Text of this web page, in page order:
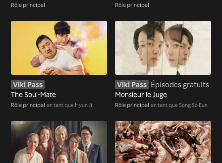
Rôle principal Rôle principal
Viki Pass
The Soul-Mate
Rôle principal en tant que Hyun Ji
Viki Pass Épisodes gratuits
Monsieur le Juge
Rôle principal en tant que Song So Eun